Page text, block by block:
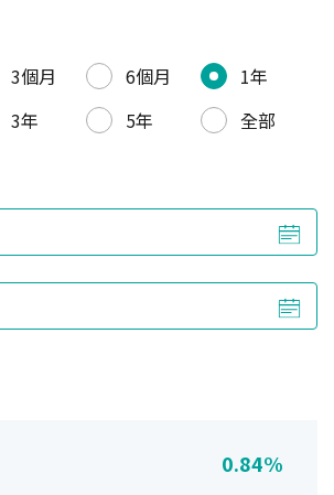
3個月 6個月
1年
3年 5年
全部
0.84%